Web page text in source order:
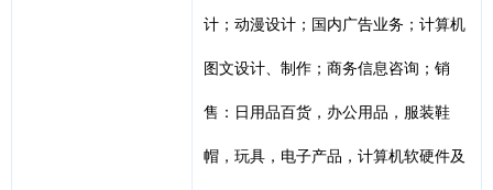
计；动漫设计；国内广告业务；计算机
图文设计、制作；商务信息咨询；销
售：日用品百货，办公用品，服装鞋
帽，玩具，电子产品，计算机软硬件及